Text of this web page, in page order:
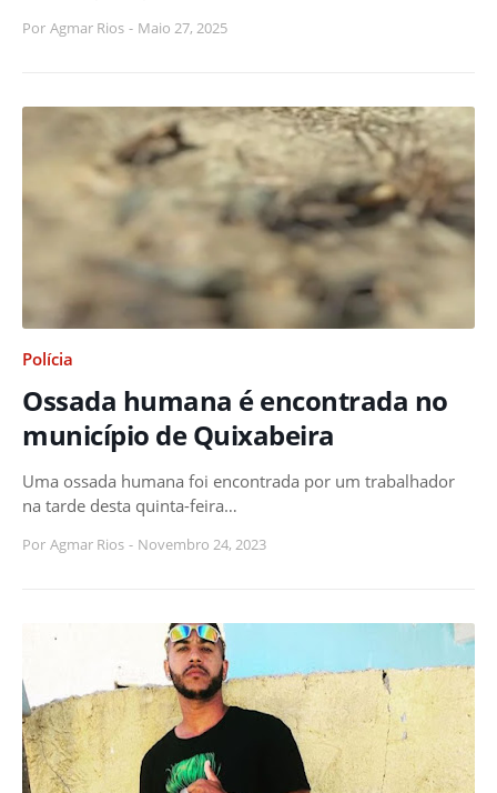
Por Agmar Rios - Maio 27, 2025
Polícia
Ossada humana é encontrada no
município de Quixabeira
Uma ossada humana foi encontrada por um trabalhador
na tarde desta quinta-feira…
Por Agmar Rios - Novembro 24, 2023